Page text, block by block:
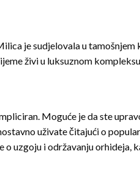
je sudjelovala u
živi u luksuznom
Moguće je da ste
uživate čitajući o
o uzgoju i održavanju